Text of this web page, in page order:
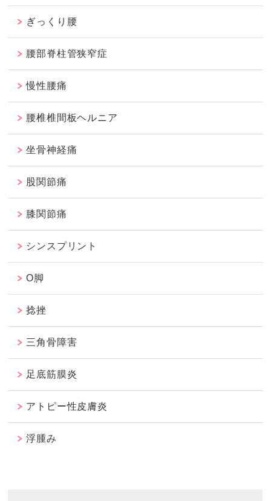
ぎっくり腰
腰部脊柱管狭窄症
慢性腰痛
腰椎椎間板ヘルニア
坐骨神経痛
股関節痛
膝関節痛
シンスプリント
O脚
捻挫
三角骨障害
足底筋膜炎
アトピー性皮膚炎
浮腫み